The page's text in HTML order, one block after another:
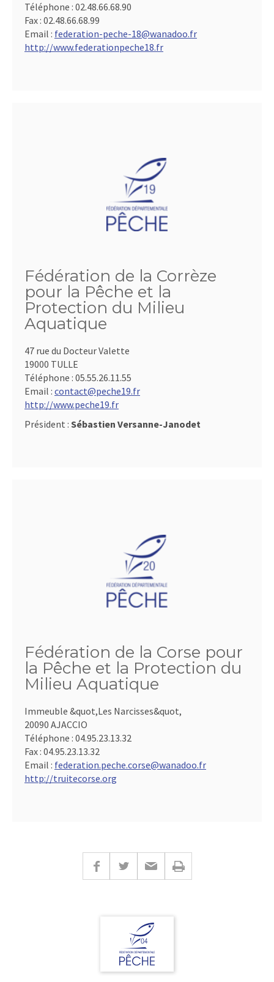
Téléphone : 02.48.66.68.90
Fax : 02.48.66.68.99
Email : federation-peche-18@wanadoo.fr
http://www.federationpeche18.fr
Fédération de la Corrèze
pour la Pêche et la
Protection du Milieu
Aquatique
47 rue du Docteur Valette
19000 TULLE
Téléphone : 05.55.26.11.55
Email : contact@peche19.fr
http://www.peche19.fr
Président : Sébastien Versanne-Janodet
Fédération de la Corse pour
la Pêche et la Protection du
Milieu Aquatique
Immeuble &quot,Les Narcisses&quot,
20090 AJACCIO
Téléphone : 04.95.23.13.32
Fax : 04.95.23.13.32
Email : federation.peche.corse@wanadoo.fr
http://truitecorse.org